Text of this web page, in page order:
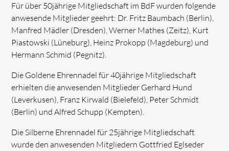
Für über 50jährige Mitgliedschaft im BdF wurden folgende
anwesende Mitglieder geehrt: Dr. Fritz Baumbach (Berlin),
Manfred Mädler (Dresden), Werner Mathes (Zeitz), Kurt
Piastowski (Lüneburg), Heinz Prokopp (Magdeburg) und
Hermann Schmid (Pegnitz).
Die Goldene Ehrennadel für 40jährige Mitgliedschaft
erhielten die anwesenden Mitglieder Gerhard Hund
(Leverkusen), Franz Kirwald (Bielefeld), Peter Schmidt
(Berlin) und Alfred Schupp (Kempten).
Die Silberne Ehrennadel für 25jährige Mitgliedschaft
wurde den anwesenden Mitgliedern Gottfried Eglseder